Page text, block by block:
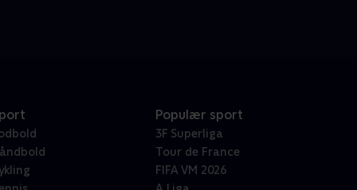
Populær sport
3F Superliga
Tour de France
FIFA VM 2026